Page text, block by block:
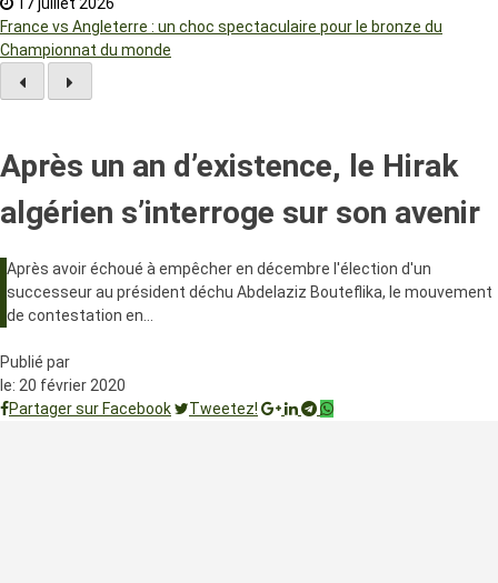
France vs Angleterre : un choc spectaculaire pour le bronze du
Championnat du monde
Après un an d’existence, le Hirak
algérien s’interroge sur son avenir
Après avoir échoué à empêcher en décembre l'élection d'un
successeur au président déchu Abdelaziz Bouteflika, le mouvement
de contestation en…
Publié par
le: 20 février 2020
Partager sur Facebook
Tweetez!